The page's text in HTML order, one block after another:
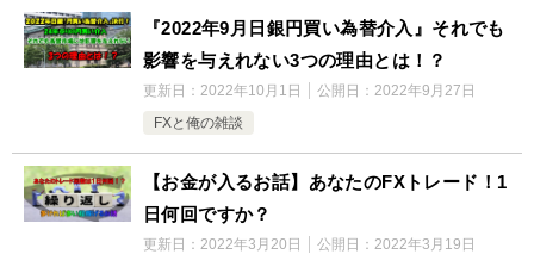
『2022年9月日銀円買い為替介入』それでも
影響を与えれない3つの理由とは！？
更新日： 2022年10月1日 公開日： 2022年9月27日
FXと俺の雑談
【お金が入るお話】あなたのFXトレード！1
日何回ですか？
更新日： 2022年3月20日 公開日： 2022年3月19日